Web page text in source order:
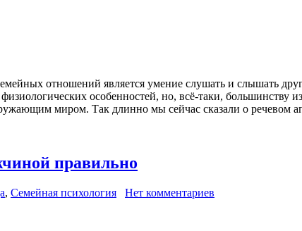
отношений является умение слушать и слышать
особенностей, но, всё-таки, большинству
миром. Так длинно мы сейчас сказали о речевом
правильно
, Семейная психология Нет комментариев